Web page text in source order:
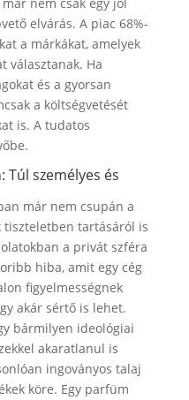
elvárás. A piac 68%-
a márkákat, amelyek
választanak. Ha
és a gyorsan
a költségvetését
is. A tudatos
Túl személyes és
már nem csupán a
tiszteletben tartásáról is
a privát szféra
hiba, amit egy cég
figyelmességnek
akár sértő is lehet.
bármilyen ideológiai
akaratlanul is
ingoványos talaj
köre. Egy parfüm